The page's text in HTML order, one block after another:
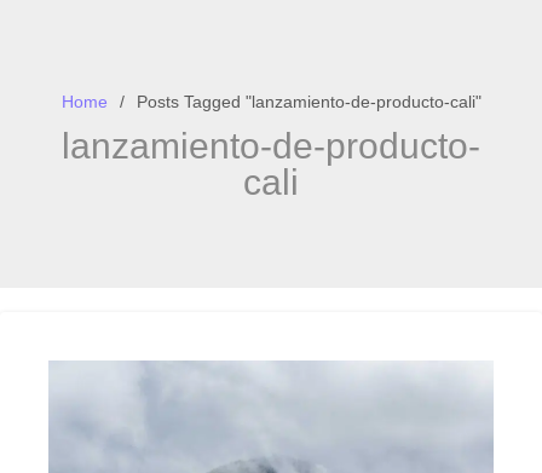
Home Posts Tagged "lanzamiento-de-producto-cali"
lanzamiento-de-producto-
cali